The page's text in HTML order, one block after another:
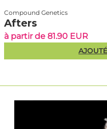
Compound Genetics
Afters
à partir de 81.90 EUR